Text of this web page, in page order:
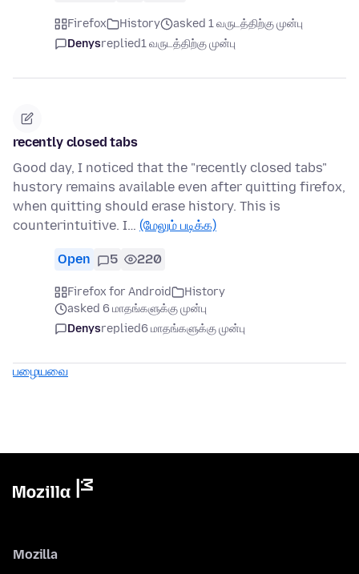
Firefox History
asked 1 வருடத்திற்கு முன்பு
Denysreplied1 வருடத்திற்கு முன்பு
recently closed tabs
Good day, I noticed that the "recently closed tabs"
hustory remains available even after quitting firefox,
when quitting should erase history. This is
counterintuitive. I… (மேலும் படிக்க)
Open 5 220
Firefox for Android
History
asked 6 மாதங்களுக்கு முன்பு
Denysreplied6 மாதங்களுக்கு முன்பு
பழையவை
Mozilla